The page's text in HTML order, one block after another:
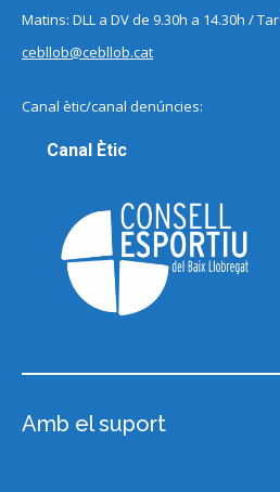
Matins: DLL a DV de 9.30h a 14.30h /
cebllob@cebllob.cat
Canal ètic/canal denúncies:
Canal Ètic
Amb el suport